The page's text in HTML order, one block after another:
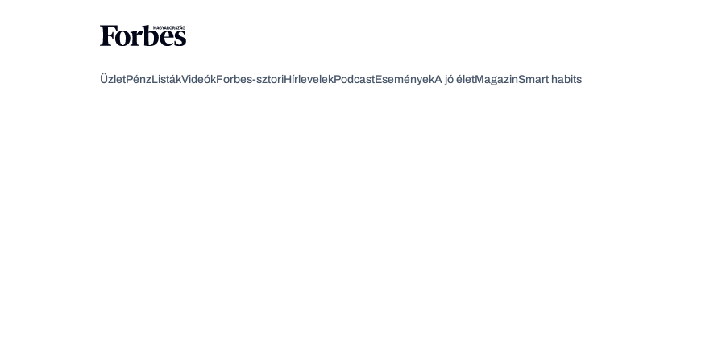
ÜzletPénzListákVideókForbes-sztoriHírlevelekPodcastEseményekA jó életMagazinSmart habits